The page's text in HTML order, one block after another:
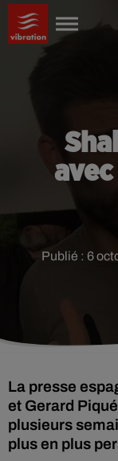
Publié : 6
La presse
et Gerard
plusieurs
plus en plus